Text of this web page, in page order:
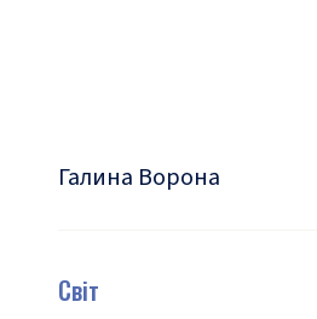
Галина Ворона
Світ